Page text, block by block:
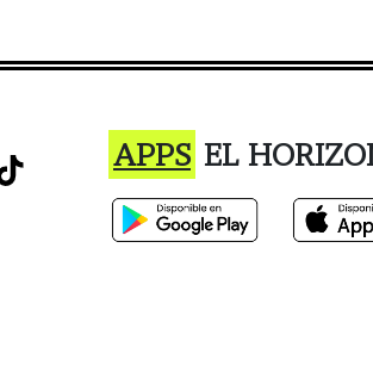
APPS EL